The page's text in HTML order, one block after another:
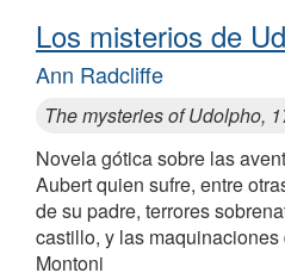
Los misterios de
Ann Radcliffe
The mysteries of Udolpho,
Novela gótica sobre las
Aubert quien sufre, entre
de su padre, terrores
castillo, y las
Montoni